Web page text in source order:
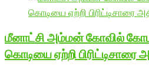
மீனாட்சி அம்மன் கோவில்
கொடியை ஏற்றி